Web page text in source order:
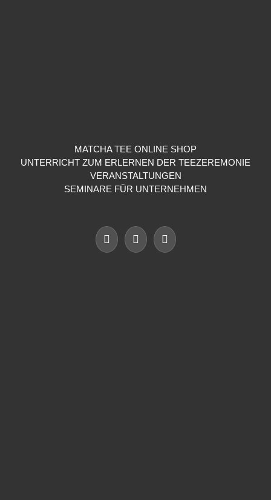
MATCHA TEE ONLINE SHOP
UNTERRICHT ZUM ERLERNEN DER TEEZEREMONIE
VERANSTALTUNGEN
SEMINARE FÜR UNTERNEHMEN